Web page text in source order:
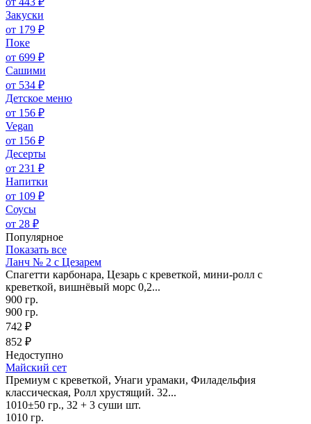
Закуски
от 179 ₽
Поке
от 699 ₽
Сашими
от 534 ₽
Детское меню
от 156 ₽
Vegan
от 156 ₽
Десерты
от 231 ₽
Напитки
от 109 ₽
Соусы
от 28 ₽
Популярное
Показать все
Ланч № 2 с Цезарем
Спагетти карбонара, Цезарь с креветкой, мини-ролл с
креветкой, вишнёвый морс 0,2...
900 гр.
900 гр.
742 ₽
852 ₽
Недоступно
Майский сет
Премиум с креветкой, Унаги урамаки, Филадельфия
классическая, Ролл хрустящий. 32...
1010±50 гр., 32 + 3 суши шт.
1010 гр.